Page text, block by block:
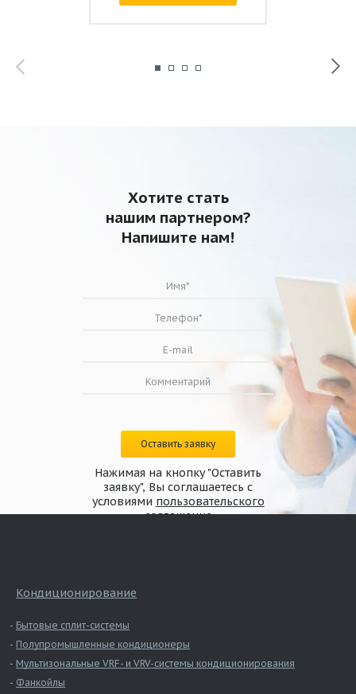
Хотите стать
нашим партнером?
Напишите нам!
Оставить заявку
Нажимая на кнопку "Оставить
заявку", Вы соглашаетесь с
условиями пользовательского
соглашения
Кондиционирование
Бытовые сплит-системы
Полупромышленные кондиционеры
Мультизональные VRF- и VRV-системы кондиционирования
Фанкойлы